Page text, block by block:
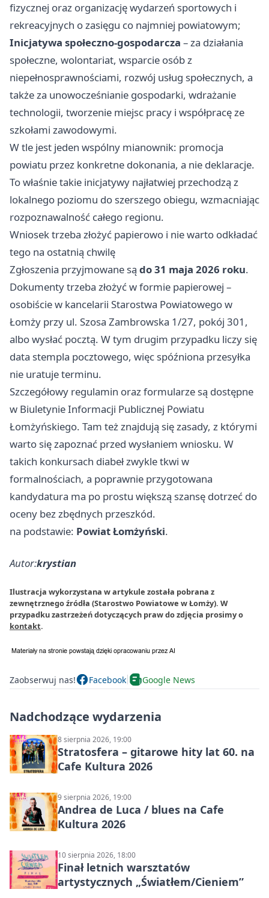
fizycznej oraz organizację wydarzeń sportowych i
rekreacyjnych o zasięgu co najmniej powiatowym;
Inicjatywa społeczno-gospodarcza – za działania
społeczne, wolontariat, wsparcie osób z
niepełnosprawnościami, rozwój usług społecznych, a
także za unowocześnianie gospodarki, wdrażanie
technologii, tworzenie miejsc pracy i współpracę ze
szkołami zawodowymi.
W tle jest jeden wspólny mianownik: promocja
powiatu przez konkretne dokonania, a nie deklaracje.
To właśnie takie inicjatywy najłatwiej przechodzą z
lokalnego poziomu do szerszego obiegu, wzmacniając
rozpoznawalność całego regionu.
Wniosek trzeba złożyć papierowo i nie warto odkładać
tego na ostatnią chwilę
Zgłoszenia przyjmowane są do 31 maja 2026 roku.
Dokumenty trzeba złożyć w formie papierowej –
osobiście w kancelarii Starostwa Powiatowego w
Łomży przy ul. Szosa Zambrowska 1/27, pokój 301,
albo wysłać pocztą. W tym drugim przypadku liczy się
data stempla pocztowego, więc spóźniona przesyłka
nie uratuje terminu.
Szczegółowy regulamin oraz formularze są dostępne
w Biuletynie Informacji Publicznej Powiatu
Łomżyńskiego. Tam też znajdują się zasady, z którymi
warto się zapoznać przed wysłaniem wniosku. W
takich konkursach diabeł zwykle tkwi w
formalnościach, a poprawnie przygotowana
kandydatura ma po prostu większą szansę dotrzeć do
oceny bez zbędnych przeszkód.
na podstawie: Powiat Łomżyński.
Autor:krystian
Ilustracja wykorzystana w artykule została pobrana z
zewnętrznego źródła (Starostwo Powiatowe w Łomży). W
przypadku zastrzeżeń dotyczących praw do zdjęcia prosimy o
kontakt.
Zaobserwuj nas! Facebook Google News
Nadchodzące wydarzenia
8 sierpnia 2026, 19:00
Stratosfera – gitarowe hity lat 60. na
Cafe Kultura 2026
9 sierpnia 2026, 19:00
Andrea de Luca / blues na Cafe
Kultura 2026
10 sierpnia 2026, 18:00
Finał letnich warsztatów
artystycznych „Światłem/Cieniem”